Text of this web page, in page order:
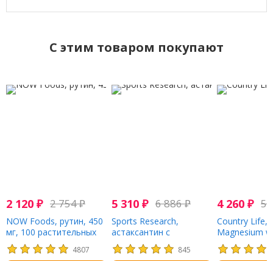
C этим товаром покупают
2 120 ₽ 2 754₽
NOW Foods, рутин, 450
мг, 100 растительных
капсул
4807
5 310 ₽ 6 886₽
Sports Research,
астаксантин с
кокосовым маслом, 6
мг, 120 капсул
845
4 260 ₽ 5
Country Life,
Magnesium
D Complex,
Capsules